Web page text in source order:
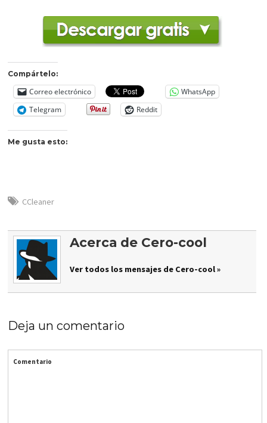
Compártelo:
Correo electrónico
WhatsApp
Telegram
Reddit
Me gusta esto:
CCleaner
Acerca de Cero-cool
Ver todos los mensajes de Cero-cool »
Deja un comentario
Comentario